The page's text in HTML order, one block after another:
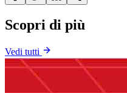
Scopri di più
Vedi tutti